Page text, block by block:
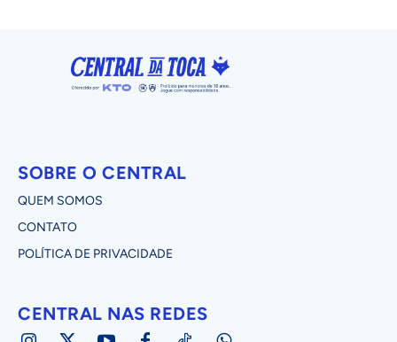
SOBRE O CENTRAL
QUEM SOMOS
CONTATO
POLÍTICA DE PRIVACIDADE
CENTRAL NAS REDES